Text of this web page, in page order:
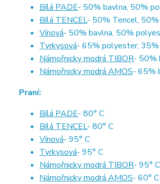
Bílá PADE- 50% bavlna, 50%
Bílá TENCEL- 50% Tencel,
Vínová- 50% bavlna, 50%
Tyrkysová- 65% polyester, 35%
Námořnicky modrá TIBOR- 50%
Námořnicky modrá AMOS- 65%
Praní:
Bílá PADE- 80° C
Bílá TENCEL- 80° C
Vínová- 95° C
Tyrkysová- 95° C
Námořnicky modrá TIBOR- 95° C
Námořnicky modrá AMOS- 60° C